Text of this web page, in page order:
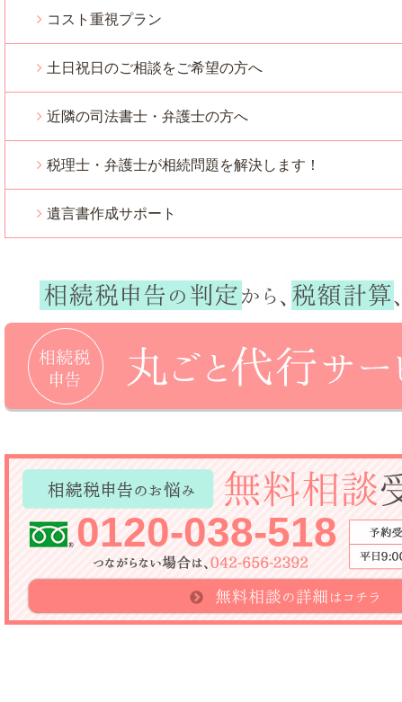
コスト重視プラン
土日祝日のご相談をご希望の方へ
近隣の司法書士・弁護士の方へ
税理士・弁護士が相続問題を解決します！
遺言書作成サポート
0120-038-518